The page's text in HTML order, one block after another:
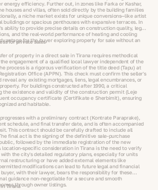
energy efficiency. Further out, in zones like Farka or Kashar,
houses and villas, often sold directly by the building families
a niche market exists for unique conversions—like artist
buildings or spacious penthouses with expansive terraces. In
ability to provide precise details on construction quality, legal
and the real-world performance of heating and cooling
for the buyer exploring property for sale without an
for private sales
of property in a direct sale in Tirana requires methodical
engagement of a qualified local lawyer independent of the
process is a rigorous verification of the title deed (Tapu) at
Office (APPN). This check must confirm the seller's
reveal any existing mortgages, liens, legal encumbrances, or
For buildings constructed after 1990, a critical
the existence and validity of the construction permit (Leje
occupancy certificate (Certifikate e Sherbimit), ensuring
and habitable.
with a preliminary contract (Kontrate Paraprake),
schedule, and final transfer date, and is often accompanied
This contract should be carefully drafted to include all
final act is the signing of the definitive sale-purchase
followed by the immediate registration of the new
location-specific consideration in Tirana is the need to verify
the city's detailed regulatory plans, especially for units
restructuring or have added external elements like
modifications can lead to future legal and financial
with their lawyer, bears the responsibility for these
guidance non-negotiable for a secure and smooth
through owner listings.
Tirana